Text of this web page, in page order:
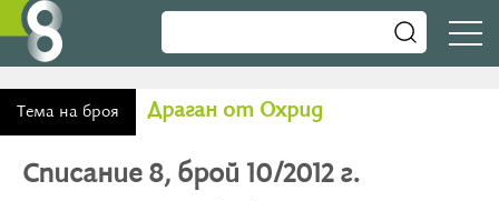
Тема на броя Драган от Охрид
Списание 8, брой 10/2012 г.